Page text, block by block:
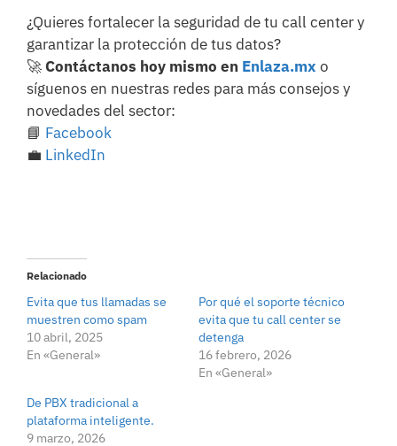
¿Quieres fortalecer la seguridad de tu call center y
garantizar la protección de tus datos?
🚀Contáctanos hoy mismo en Enlaza.mx o
síguenos en nuestras redes para más consejos y
novedades del sector:
📘 Facebook
💼 LinkedIn
Relacionado
Evita que tus llamadas se
muestren como spam
10 abril, 2025
En «General»
Por qué el soporte técnico
evita que tu call center se
detenga
16 febrero, 2026
En «General»
De PBX tradicional a
plataforma inteligente.
9 marzo, 2026